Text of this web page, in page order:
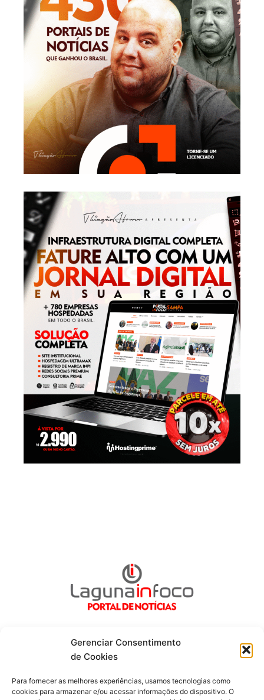
Gerenciar Consentimento
de Cookies
Para fornecer as melhores experiências, usamos tecnologias como
cookies para armazenar e/ou acessar informações do dispositivo. O